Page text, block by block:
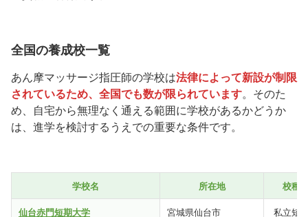
全国の養成校一覧
あん摩マッサージ指圧師の学校は法律によって新設が制限
されているため、全国でも数が限られています。そのた
め、自宅から無理なく通える範囲に学校があるかどうか
は、進学を検討するうえでの重要な条件です。
学校名 所在地
校種
仙台赤門短期大学
宮城県仙台市
私立短